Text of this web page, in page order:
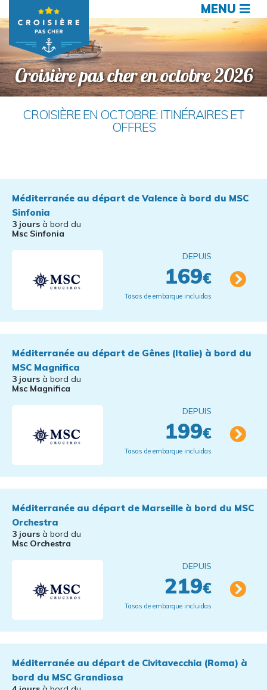
MENU
Croisière pas cher en octobre 2026
CROISIÈRE EN OCTOBRE: ITINÉRAIRES ET
OFFRES
Méditerranée au départ de Valence à bord du MSC
Sinfonia
3 jours à bord du
Msc Sinfonia
DEPUIS
169€
Tasas de embarque incluidas
Méditerranée au départ de Gênes (Italie) à bord du
MSC Magnifica
3 jours à bord du
Msc Magnifica
DEPUIS
199€
Tasas de embarque incluidas
Méditerranée au départ de Marseille à bord du MSC
Orchestra
3 jours à bord du
Msc Orchestra
DEPUIS
219€
Tasas de embarque incluidas
Méditerranée au départ de Civitavecchia (Roma) à
bord du MSC Grandiosa